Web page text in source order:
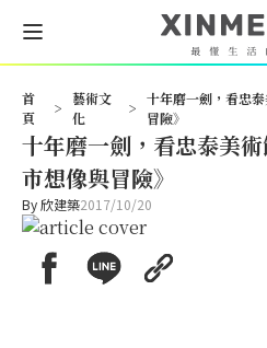
首
頁
>
藝術文
化
>
十年磨一劍，看忠
冒險》
十年磨一劍，看忠泰美
市想像與冒險》
By欣建築2017/10/20